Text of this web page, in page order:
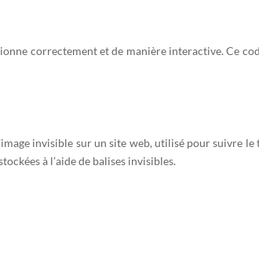
correctement et de manière interactive. Ce
invisible sur un site web, utilisé pour suivre le
à l’aide de balises invisibles.